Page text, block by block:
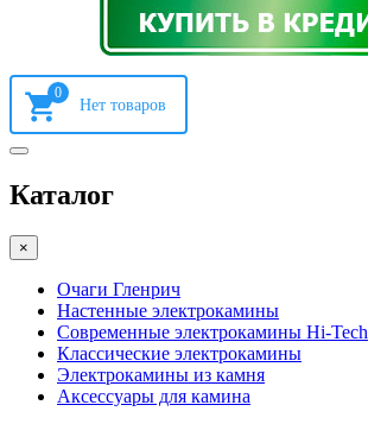
0
Каталог
×
Очаги Гленрич
Настенные электрокамины
Современные электрокамины Hi-Tech
Классические электрокамины
Электрокамины из камня
Аксессуары для камина